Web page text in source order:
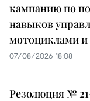
кампанию по
навыков
мотоциклами
07/08/2026 18:08
Резолюция №